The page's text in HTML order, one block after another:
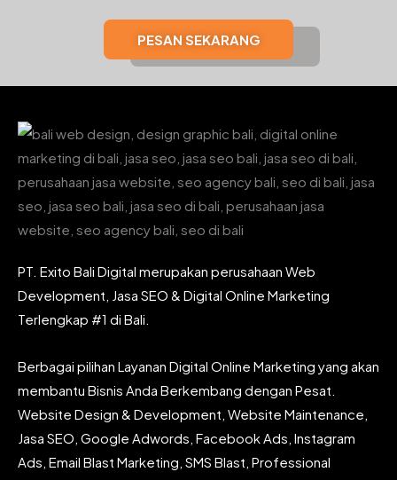
PESAN SEKARANG
PT. Exito Bali Digital merupakan perusahaan Web
Development, Jasa SEO & Digital Online Marketing
Terlengkap #1 di Bali.
Berbagai pilihan Layanan Digital Online Marketing yang akan
membantu Bisnis Anda Berkembang dengan Pesat.
Website Design & Development, Website Maintenance,
Jasa SEO, Google Adwords, Facebook Ads, Instagram
Ads, Email Blast Marketing, SMS Blast, Professional